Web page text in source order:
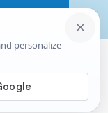
83 km